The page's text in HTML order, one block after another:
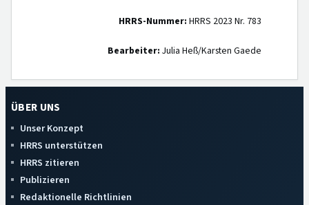
HRRS-Nummer: HRRS 2023 Nr. 783
Bearbeiter: Julia Heß/Karsten Gaede
ÜBER UNS
Unser Konzept
HRRS unterstützen
HRRS zitieren
Publizieren
Redaktionelle Richtlinien